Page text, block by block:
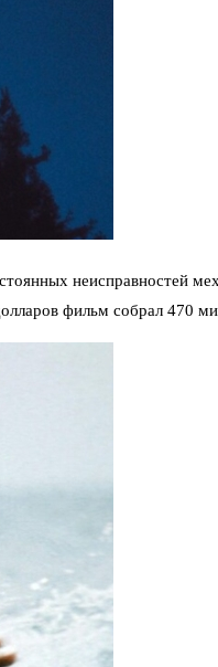
неисправностей
фильм собрал 470